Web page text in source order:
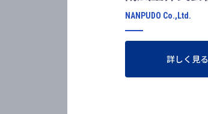
NANPUDO Co.,Ltd.
詳しく見る